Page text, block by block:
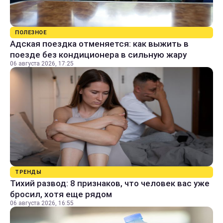
ПОЛЕЗНОЕ
Адская поездка отменяется: как выжить в
поезде без кондиционера в сильную жару
06 августа 2026, 17:25
ТРЕНДЫ
Тихий развод: 8 признаков, что человек вас уже
бросил, хотя еще рядом
06 августа 2026, 16:55